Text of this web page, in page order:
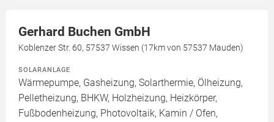
Gerhard Buchen GmbH
Koblenzer Str. 60, 57537 Wissen (17km von 57537 Mauden)
SOLARANLAGE
Wärmepumpe, Gasheizung, Solarthermie, Ölheizung,
Pelletheizung, BHKW, Holzheizung, Heizkörper,
Fußbodenheizung, Photovoltaik, Kamin / Ofen,